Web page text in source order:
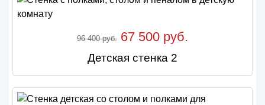
96 400 руб. 67 500 руб.
Детская стенка 2